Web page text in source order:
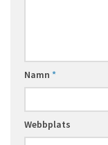
Namn *
Webbplats